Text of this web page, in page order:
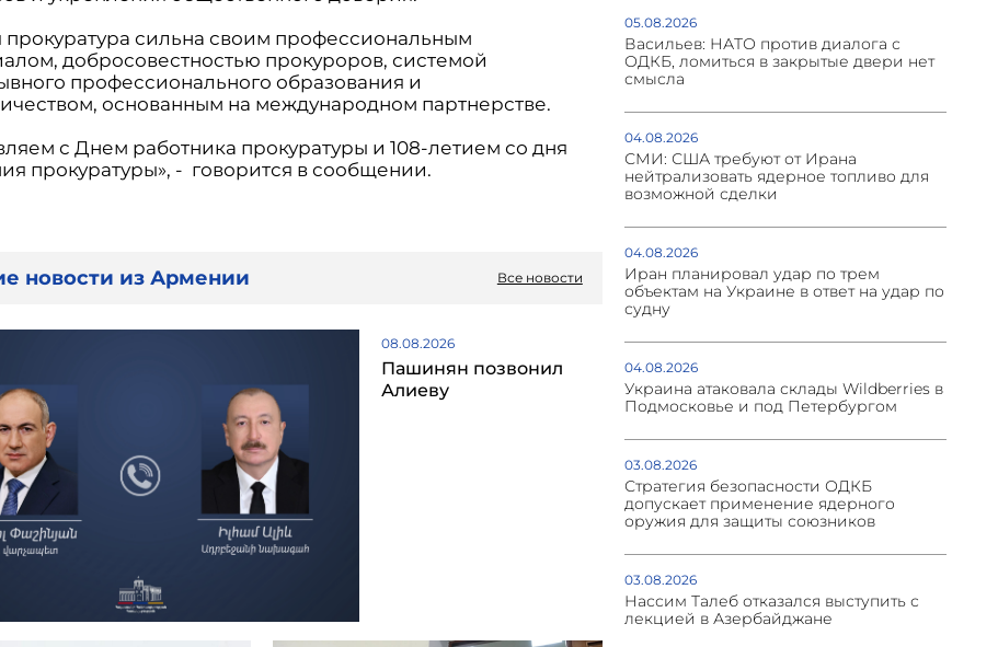
прокуратура сильна своим профессиональным
добросовестностью прокуроров, системой
профессионального образования и
основанным на международном партнерстве.
с Днем работника прокуратуры и 108-летием со дня
прокуратуры», - говорится в сообщении.
новости из Армении Все новости
08.08.2026
Пашинян позвонил
Алиеву
05.08.2026
Васильев: НАТО против диалога с
ОДКБ, ломиться в закрытые двери нет
смысла
04.08.2026
СМИ: США требуют от Ирана
нейтрализовать ядерное топливо для
возможной сделки
04.08.2026
Иран планировал удар по трем
объектам на Украине в ответ на удар по
судну
04.08.2026
Украина атаковала склады Wildberries в
Подмосковье и под Петербургом
03.08.2026
Стратегия безопасности ОДКБ
допускает применение ядерного
оружия для защиты союзников
03.08.2026
Нассим Талеб отказался выступить с
лекцией в Азербайджане